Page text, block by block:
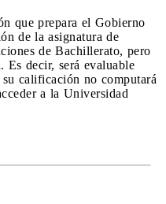
que prepara el Gobierno
de la asignatura de
de Bachillerato, pero
Es decir, será evaluable
calificación no computará
a la Universidad